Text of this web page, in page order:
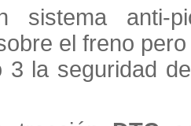
sistema
el freno
3 la seguridad